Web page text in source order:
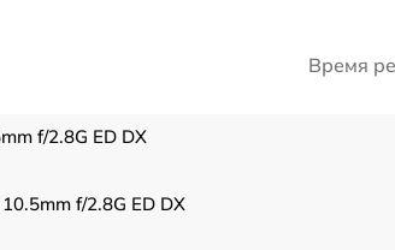
Время
f/2.8G ED DX
f/2.8G ED DX